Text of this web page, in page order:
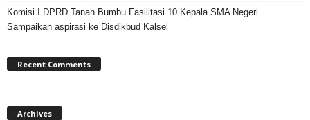
Komisi I DPRD Tanah Bumbu Fasilitasi 10 Kepala SMA Negeri
Sampaikan aspirasi ke Disdikbud Kalsel
Recent Comments
Archives